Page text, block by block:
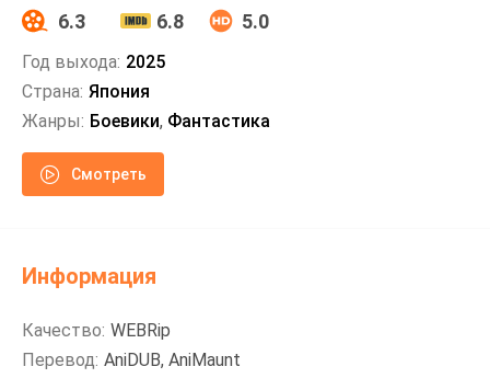
6.3 6.8 5.0
Год выхода: 2025
Страна: Япония
Жанры: Боевики, Фантастика
Смотреть
Информация
Качество: WEBRip
Перевод: AniDUB, AniMaunt